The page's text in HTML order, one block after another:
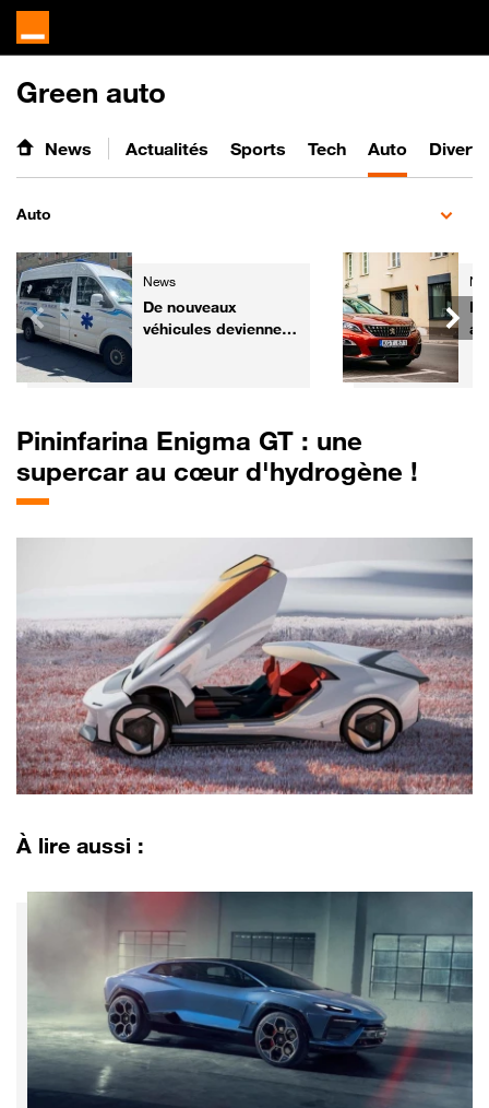
Green auto
News Actualités Sports Tech Auto
Auto
News
De nouveaux
véhicules deviennent
Pininfarina Enigma GT : une
supercar au cœur d'hydrogène !
À lire aussi :